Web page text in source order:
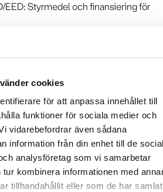
cookies
för att anpassa innehållet till
funktioner för sociala medier och
vidarebefordrar även sådana
information från din enhet till de
analysföretag som vi samarbetar
kombinera informationen med
tillhandahållit eller som de har samlat
Styrmedel och finansiering för
Förslag på fokusområden till
Delrapport Boverket – Översyn av
Delrapport Boverket – Metoder och
Förslag på styrmedel till Sveriges